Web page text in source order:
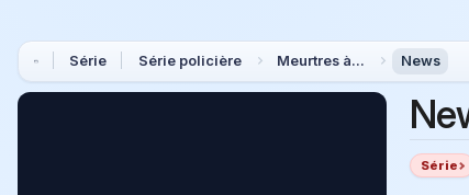
Série Série policière Meurtres à... News
Série